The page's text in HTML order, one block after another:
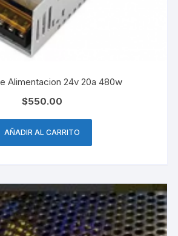
Alimentacion 24v 20a 480w
$550.00
AÑADIR AL CARRITO